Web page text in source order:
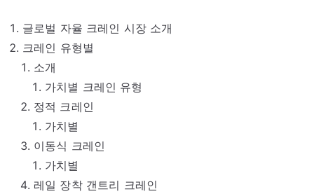
글로벌 자율 크레인 시장 소개
크레인 유형별
소개
가치별 크레인 유형
정적 크레인
가치별
이동식 크레인
가치별
레일 장착 갠트리 크레인